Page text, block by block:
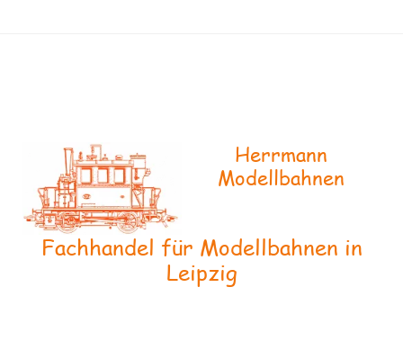
Herrmann
Modellbahnen
Fachhandel für Modellbahnen in
Leipzig